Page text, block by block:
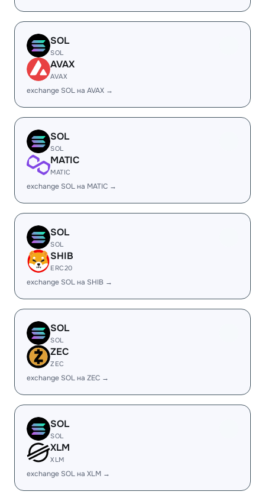
SOL
SOL
AVAX
AVAX
exchange SOL на AVAX →
SOL
SOL
MATIC
MATIC
exchange SOL на MATIC →
SOL
SOL
SHIB
ERC20
exchange SOL на SHIB →
SOL
SOL
ZEC
ZEC
exchange SOL на ZEC →
SOL
SOL
XLM
XLM
exchange SOL на XLM →